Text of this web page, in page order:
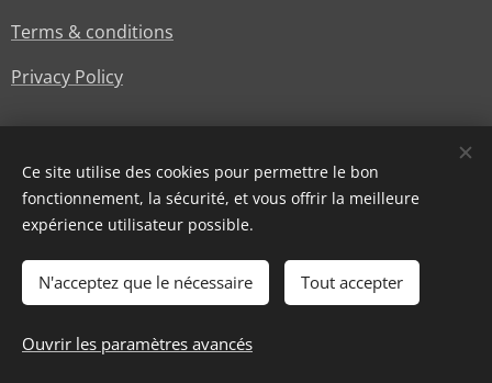
Ajouter au panier
Terms & conditions
Privacy Policy
© Lesstylesdoree Cookies
Ce site utilise des cookies pour permettre le bon
fonctionnement, la sécurité, et vous offrir la meilleure
expérience utilisateur possible.
N'acceptez que le nécessaire Tout accepter
Ouvrir les paramètres avancés